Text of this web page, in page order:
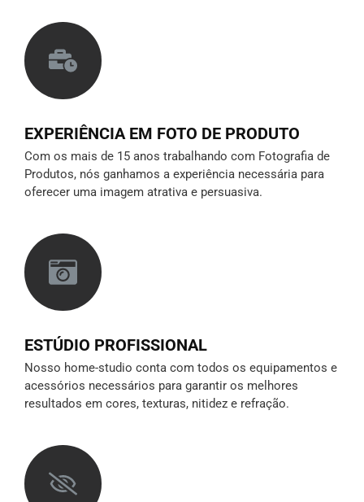
EXPERIÊNCIA EM FOTO DE PRODUTO
Com os mais de 15 anos trabalhando com Fotografia de
Produtos, nós ganhamos a experiência necessária para
oferecer uma imagem atrativa e persuasiva.
ESTÚDIO PROFISSIONAL
Nosso home-studio conta com todos os equipamentos e
acessórios necessários para garantir os melhores
resultados em cores, texturas, nitidez e refração.